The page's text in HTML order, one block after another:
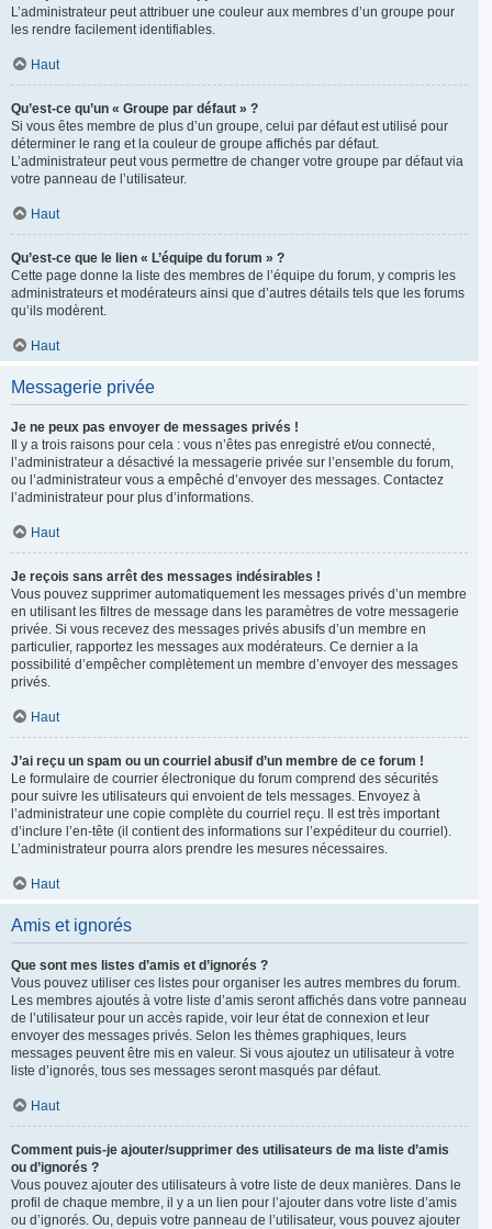
L’administrateur peut attribuer une couleur aux membres d’un groupe pour
les rendre facilement identifiables.
Haut
Qu’est-ce qu’un « Groupe par défaut » ?
Si vous êtes membre de plus d’un groupe, celui par défaut est utilisé pour
déterminer le rang et la couleur de groupe affichés par défaut.
L’administrateur peut vous permettre de changer votre groupe par défaut via
votre panneau de l’utilisateur.
Haut
Qu’est-ce que le lien « L’équipe du forum » ?
Cette page donne la liste des membres de l’équipe du forum, y compris les
administrateurs et modérateurs ainsi que d’autres détails tels que les forums
qu’ils modèrent.
Haut
Messagerie privée
Je ne peux pas envoyer de messages privés !
Il y a trois raisons pour cela : vous n’êtes pas enregistré et/ou connecté,
l’administrateur a désactivé la messagerie privée sur l’ensemble du forum,
ou l’administrateur vous a empêché d’envoyer des messages. Contactez
l’administrateur pour plus d’informations.
Haut
Je reçois sans arrêt des messages indésirables !
Vous pouvez supprimer automatiquement les messages privés d’un membre
en utilisant les filtres de message dans les paramètres de votre messagerie
privée. Si vous recevez des messages privés abusifs d’un membre en
particulier, rapportez les messages aux modérateurs. Ce dernier a la
possibilité d’empêcher complètement un membre d’envoyer des messages
privés.
Haut
J’ai reçu un spam ou un courriel abusif d’un membre de ce forum !
Le formulaire de courrier électronique du forum comprend des sécurités
pour suivre les utilisateurs qui envoient de tels messages. Envoyez à
l’administrateur une copie complète du courriel reçu. Il est très important
d’inclure l’en-tête (il contient des informations sur l’expéditeur du courriel).
L’administrateur pourra alors prendre les mesures nécessaires.
Haut
Amis et ignorés
Que sont mes listes d’amis et d’ignorés ?
Vous pouvez utiliser ces listes pour organiser les autres membres du forum.
Les membres ajoutés à votre liste d’amis seront affichés dans votre panneau
de l’utilisateur pour un accès rapide, voir leur état de connexion et leur
envoyer des messages privés. Selon les thèmes graphiques, leurs
messages peuvent être mis en valeur. Si vous ajoutez un utilisateur à votre
liste d’ignorés, tous ses messages seront masqués par défaut.
Haut
Comment puis-je ajouter/supprimer des utilisateurs de ma liste d’amis
ou d’ignorés ?
Vous pouvez ajouter des utilisateurs à votre liste de deux manières. Dans le
profil de chaque membre, il y a un lien pour l’ajouter dans votre liste d’amis
ou d’ignorés. Ou, depuis votre panneau de l’utilisateur, vous pouvez ajouter